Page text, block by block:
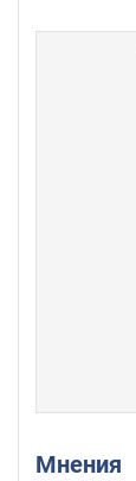
Мнения